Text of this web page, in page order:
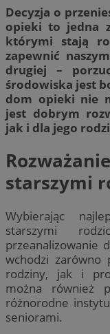
Decyzja o
opieki to jedna
którymi stają
zapewnić
drugiej –
środowiska jest
dom opieki nie
jest dobrym
jak i dla jego
starszymi
Wybierając
starszymi
przeanalizowanie
wchodzi zarówno
rodziny, jak i
można również
różnorodne
seniorami.